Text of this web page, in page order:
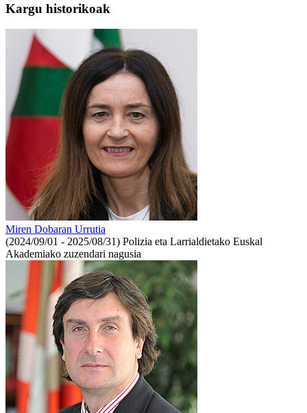
Kargu historikoak
Miren Dobaran Urrutia
(2024/09/01 - 2025/08/31) Polizia eta Larrialdietako Euskal
Akademiako zuzendari nagusia